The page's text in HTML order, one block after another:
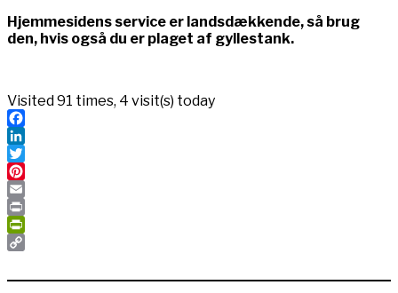
Hjemmesidens service er landsdækkende, så brug
den, hvis også du er plaget af gyllestank.
Visited 91 times, 4 visit(s) today
Facebook
LinkedIn
Twitter
Pinterest
Email
Print
PrintFriendly
Link